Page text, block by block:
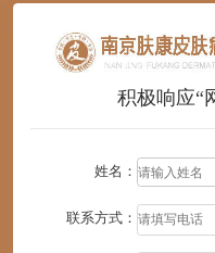
积极响应“
姓名：
联系方式：